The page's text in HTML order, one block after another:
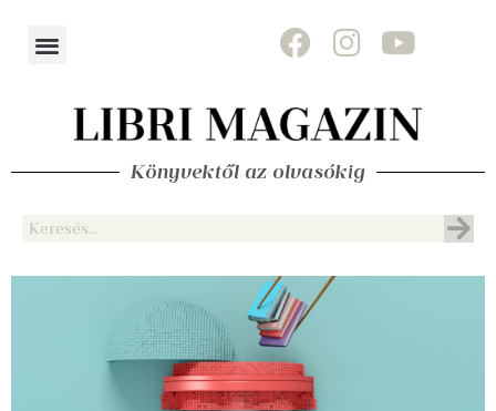
Könyvektől az olvasókig